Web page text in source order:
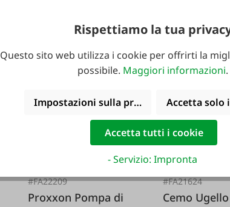
27,95 €*
#FA22209
Proxxon Pompa di
#FA21624
Cemo Ugello
Rispettiamo la tua
Questo sito web utilizza i cookie per offrirti la
possibile. Maggiori informazioni.
Impostazioni sulla privacy Accetta solo
Accetta tutti i cookie
- Servizio: Impronta